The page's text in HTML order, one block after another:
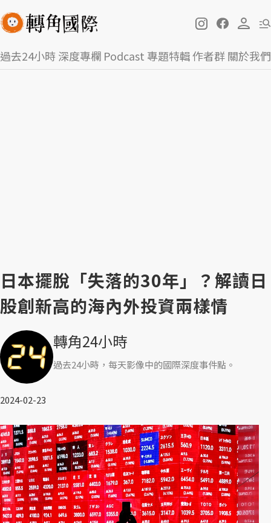
過去24小時深度專欄 Podcast 專題特輯作者群關於我們
日本擺脫「失落的30年」？解讀日
股創新高的海內外投資兩樣情
轉角24小時
過去24小時，每天影像中的國際深度事件點。
2024-02-23